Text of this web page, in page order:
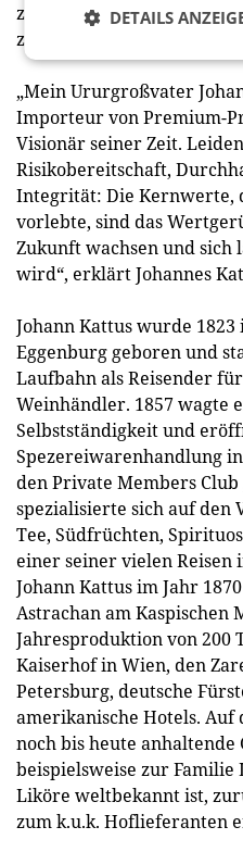
zwischen der
zukunftsweisenden Vision.
„Mein Ururgroßvater
Importeur von Premium-
Visionär seiner Zeit.
Risikobereitschaft,
Integrität: Die Kernwerte,
vorlebte, sind das
Zukunft wachsen und
wird“, erklärt Johannes
Johann Kattus wurde
Eggenburg geboren und
Laufbahn als Reisender
Weinhändler. 1857 wagte
Selbstständigkeit und
Spezereiwarenhandlung
den Private Members Club
spezialisierte sich auf den
Tee, Südfrüchten,
einer seiner vielen Reisen
Johann Kattus im Jahr
Astrachan am Kaspischen
Jahresproduktion von 200
Kaiserhof in Wien, den
Petersburg, deutsche
amerikanische Hotels. Auf
noch bis heute anhaltende
beispielsweise zur
Liköre weltbekannt ist,
zum k.u.k. Hoflieferanten
DETAILS